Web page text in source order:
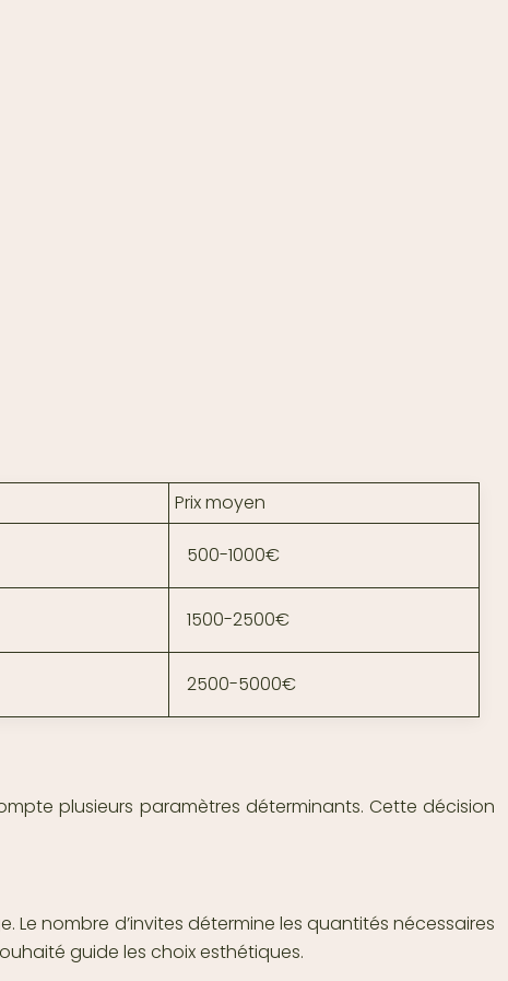
Prix moyen
500-1000€
1500-2500€
2500-5000€
plusieurs paramètres déterminants. Cette décision
nombre d’invites détermine les quantités nécessaires
guide les choix esthétiques.